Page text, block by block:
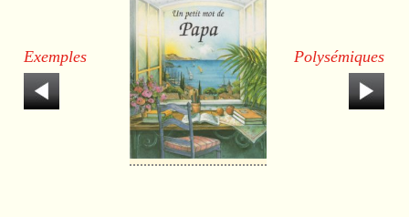
Exemples Polysémiques